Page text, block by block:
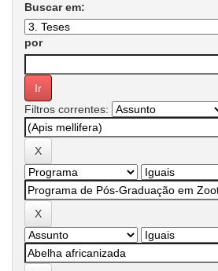
Buscar em:
por
Filtros correntes: